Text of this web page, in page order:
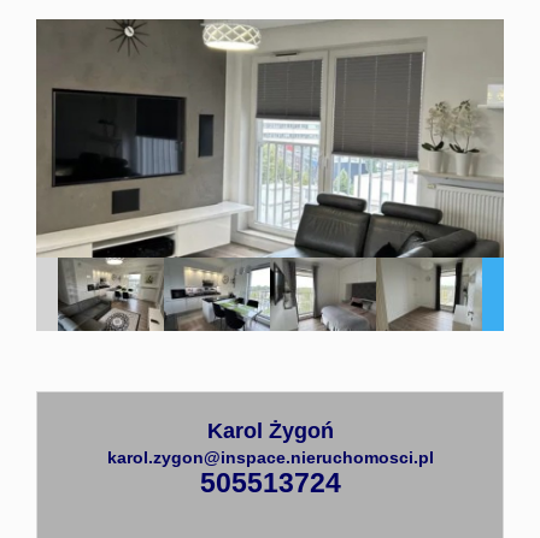
firmie
Oferta
Domy
Karol Żygoń
karol.zygon@inspace.nieruchomosci.pl
505513724